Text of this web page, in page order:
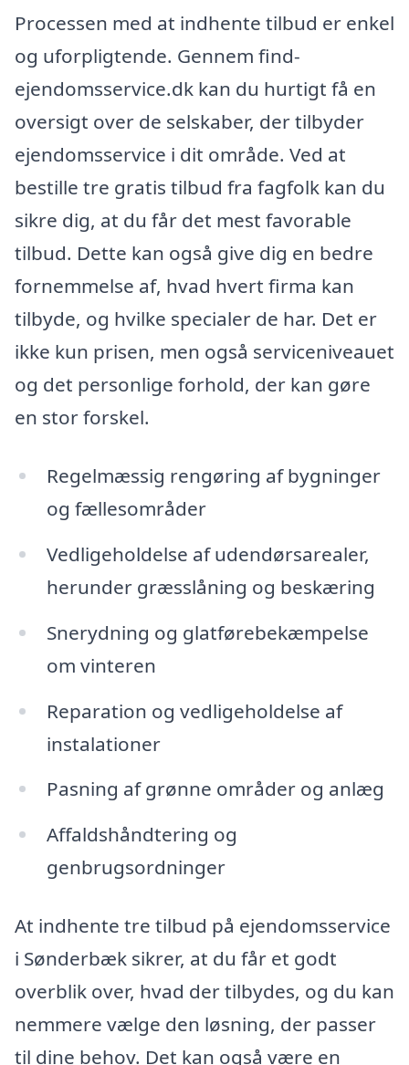
Processen med at indhente tilbud er enkel
og uforpligtende. Gennem find-
ejendomsservice.dk kan du hurtigt få en
oversigt over de selskaber, der tilbyder
ejendomsservice i dit område. Ved at
bestille tre gratis tilbud fra fagfolk kan du
sikre dig, at du får det mest favorable
tilbud. Dette kan også give dig en bedre
fornemmelse af, hvad hvert firma kan
tilbyde, og hvilke specialer de har. Det er
ikke kun prisen, men også serviceniveauet
og det personlige forhold, der kan gøre
en stor forskel.
Regelmæssig rengøring af bygninger
og fællesområder
Vedligeholdelse af udendørsarealer,
herunder græsslåning og beskæring
Snerydning og glatførebekæmpelse
om vinteren
Reparation og vedligeholdelse af
instalationer
Pasning af grønne områder og anlæg
Affaldshåndtering og
genbrugsordninger
At indhente tre tilbud på ejendomsservice
i Sønderbæk sikrer, at du får et godt
overblik over, hvad der tilbydes, og du kan
nemmere vælge den løsning, der passer
til dine behov. Det kan også være en